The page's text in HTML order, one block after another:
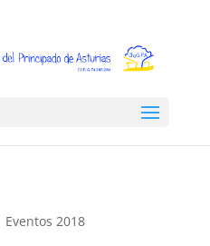
Eventos 2018